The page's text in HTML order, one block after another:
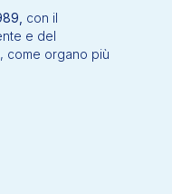
con il
e del
come organo più